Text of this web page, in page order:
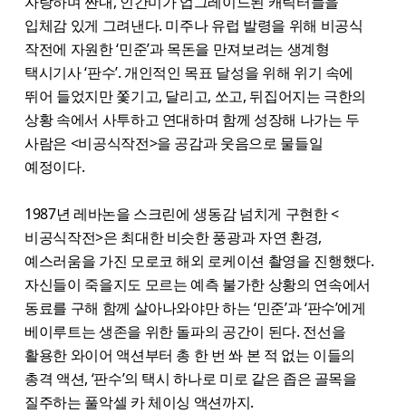
입체감 있게 그려낸다. 미주나 유럽 발령을 위해 비공식
작전에 자원한 ‘민준’과 목돈을 만져보려는 생계형
택시기사 ‘판수’. 개인적인 목표 달성을 위해 위기 속에
뛰어 들었지만 쫓기고, 달리고, 쏘고, 뒤집어지는 극한의
상황 속에서 사투하고 연대하며 함께 성장해 나가는 두
사람은 <비공식작전>을 공감과 웃음으로 물들일
예정이다.
1987년 레바논을 스크린에 생동감 넘치게 구현한 <
비공식작전>은 최대한 비슷한 풍광과 자연 환경,
예스러움을 가진 모로코 해외 로케이션 촬영을 진행했다.
자신들이 죽을지도 모르는 예측 불가한 상황의 연속에서
동료를 구해 함께 살아나와야만 하는 ‘민준’과 ‘판수’에게
베이루트는 생존을 위한 돌파의 공간이 된다. 전선을
활용한 와이어 액션부터 총 한 번 쏴 본 적 없는 이들의
총격 액션, ‘판수’의 택시 하나로 미로 같은 좁은 골목을
질주하는 풀악셀 카 체이싱 액션까지.